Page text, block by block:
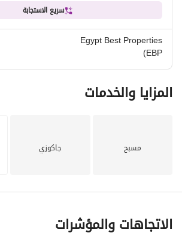
الرسوم في العين السخنة.
حيث تبعد الجامعة الأمريكية بالقاهرة 7 كيلومترات فقط.
سريع الاستجابة
Egypt Best Properties
(EBP
المزايا والخدمات
مسبح جاكوزي
الاتجاهات والمؤشرات